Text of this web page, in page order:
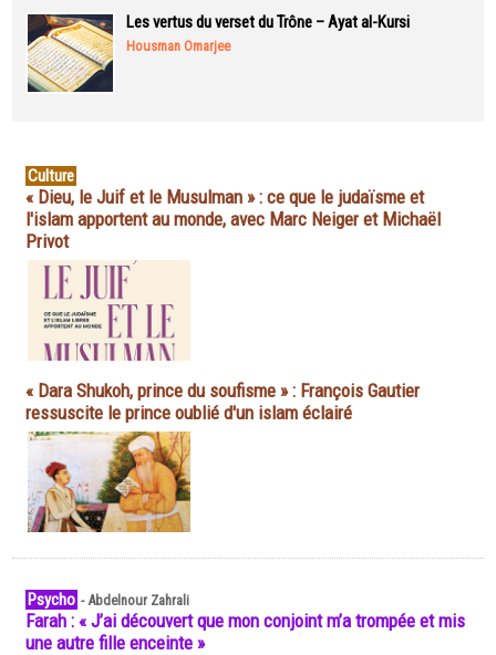
Les vertus du verset du Trône – Ayat al-Kursi
Housman Omarjee
Culture
« Dieu, le Juif et le Musulman » : ce que le judaïsme et
l'islam apportent au monde, avec Marc Neiger et Michaël
Privot
« Dara Shukoh, prince du soufisme » : François Gautier
ressuscite le prince oublié d'un islam éclairé
Psycho -Abdelnour Zahrali
Farah : « J’ai découvert que mon conjoint m’a trompée et mis
une autre fille enceinte »